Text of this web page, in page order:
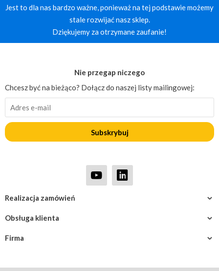
Jest to dla nas bardzo ważne, ponieważ na tej podstawie możemy
stale rozwijać nasz sklep.
Dziękujemy za otrzymane zaufanie!
Firma
Obsługa klienta
Realizacja zamówień
Nie przegap niczego
Chcesz być na bieżąco? Dołącz do naszej listy mailingowej:
Subskrybuj